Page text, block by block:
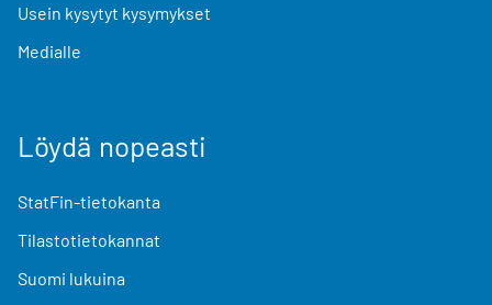
Usein kysytyt kysymykset
Medialle
Löydä nopeasti
StatFin-tietokanta
Tilastotietokannat
Suomi lukuina